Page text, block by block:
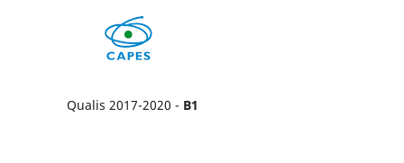
Qualis 2017-2020 - B1